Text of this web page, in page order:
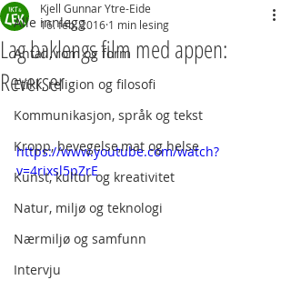
Alle innlegg
Antall, rom og form
Etikk, religion og filosofi
Kommunikasjon, språk og tekst
Kropp, bevegelse,mat og helse
Kunst, kultur og kreativitet
Natur, miljø og teknologi
Nærmiljø og samfunn
Intervju
Lag baklengs film med appen:
Reverser
Kjell Gunnar Ytre-Eide
16. feb. 2016 1 min lesing
https://www.youtube.com/watch?
v=4rixsl5pZrE